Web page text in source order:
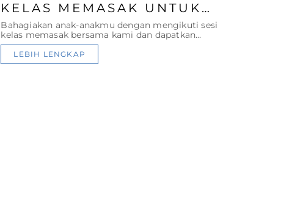
KELAS MEMASAK UNTUK
ANAK
Bahagiakan anak-anakmu dengan mengikuti sesi
kelas memasak bersama kami dan dapatkan
gratis penggunaan kolam renang.
LEBIH LENGKAP